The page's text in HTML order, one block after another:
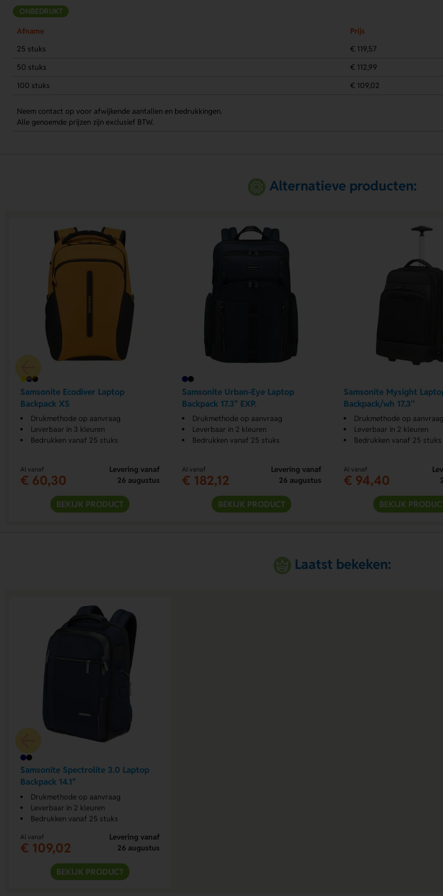
ONBEDRUKT
Afname
Prijs
25 stuks
€ 119,57
50 stuks
€ 112,99
100 stuks
€ 109,02
Neem contact op voor afwijkende aantallen en bedrukkingen.
Alle genoemde prijzen zijn exclusief BTW.
Alternatieve producten:
Samsonite Ecodiver Laptop
Backpack XS
Drukmethode op aanvraag
Leverbaar in 3 kleuren
Bedrukken vanaf 25 stuks
Al vanaf
€ 60,30
Levering vanaf
26 augustus
BEKIJK PRODUCT
Samsonite Urban-Eye Laptop
Backpack 17.3" EXP.
Drukmethode op aanvraag
Leverbaar in 2 kleuren
Bedrukken vanaf 25 stuks
Al vanaf
€ 182,12
Levering vanaf
26 augustus
BEKIJK PRODUCT
Samsonite Mysight
Backpack/wh 17.3''
Drukmethode op aanvraag
Leverbaar in 2 kleuren
Bedrukken vanaf 25 stuks
Al vanaf
€ 94,40
BEKIJK
Laatst bekeken:
Samsonite Spectrolite 3.0 Laptop
Backpack 14.1"
Drukmethode op aanvraag
Leverbaar in 2 kleuren
Bedrukken vanaf 25 stuks
Al vanaf
€ 109,02
Levering vanaf
26 augustus
BEKIJK PRODUCT